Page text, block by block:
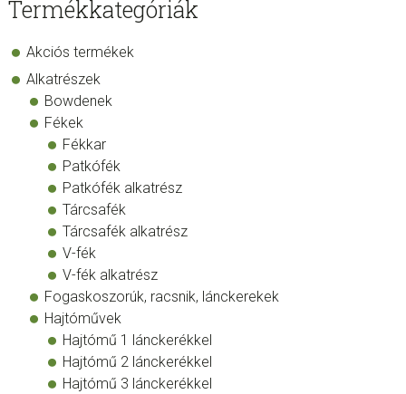
Termékkategóriák
Akciós termékek
Alkatrészek
Bowdenek
Fékek
Fékkar
Patkófék
Patkófék alkatrész
Tárcsafék
Tárcsafék alkatrész
V-fék
V-fék alkatrész
Fogaskoszorúk, racsnik, lánckerekek
Hajtóművek
Hajtómű 1 lánckerékkel
Hajtómű 2 lánckerékkel
Hajtómű 3 lánckerékkel